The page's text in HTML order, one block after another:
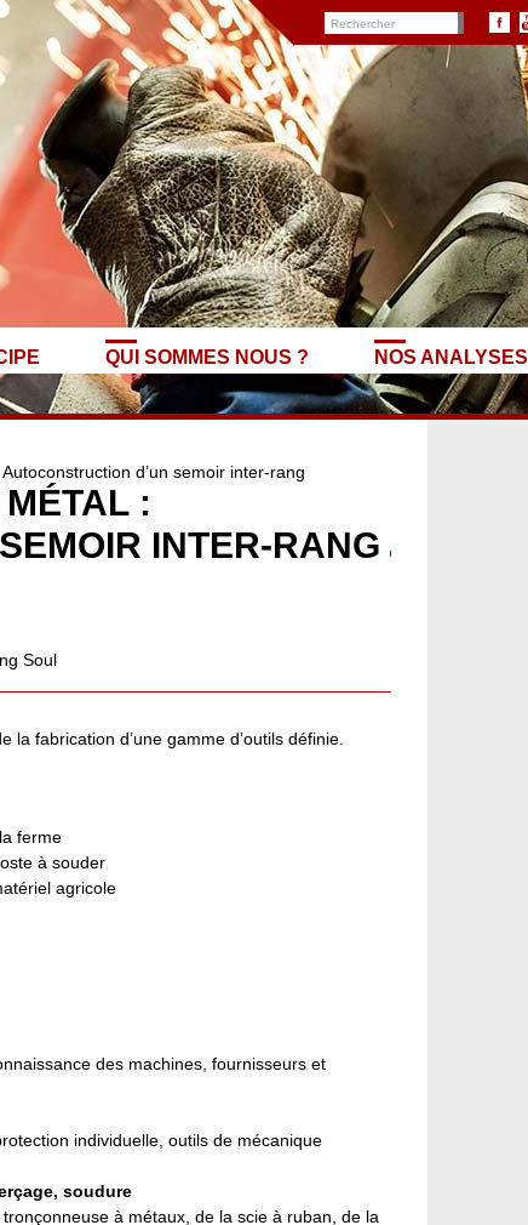
QUI SOMMES NOUS ? NOS ANALYSES
d’un semoir inter-rang
:
INTER-RANG
Soul
fabrication d’une gamme d’outils définie.
ferme
à souder
agricole
des machines, fournisseurs et
individuelle, outils de mécanique
soudure
à métaux, de la scie à ruban, de la